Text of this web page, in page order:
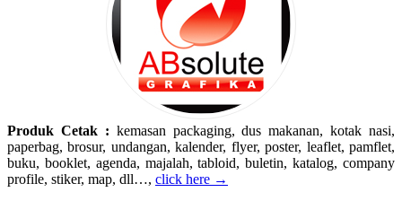
Produk Cetak : kemasan packaging, dus makanan, kotak nasi,
paperbag, brosur, undangan, kalender, flyer, poster, leaflet, pamflet,
buku, booklet, agenda, majalah, tabloid, buletin, katalog, company
profile, stiker, map, dll…, click here →